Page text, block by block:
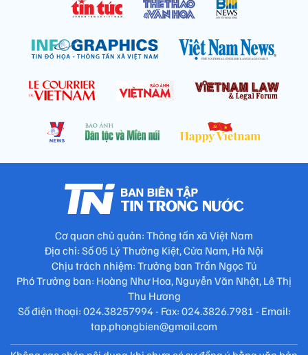
Cơ quan chủ quản: Thông tấn xã Việt Nam
Địa chỉ: Số 05 Lý Thường Kiệt, Cửa Nam, Hà Nội
Chịu trách nhiệm: Trưởng ban Trần Ngọc Tú
Phó Trưởng ban: Hoàng Như Hoa, Nguyễn Văn Nhật, Lê Thị
Thu Hương
Số điện thoại: 024.38257994 - Fax: 024.3826.7981 - Email:
tap.phongbien@gmail.com